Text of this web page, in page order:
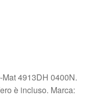
4913DH 0400N.
è incluso. Marca: